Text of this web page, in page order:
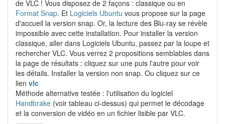
de VLC ! Vous disposez de 2 façons : classique ou en
Format Snap. Et Logiciels Ubuntu vous propose sur la page
d'accueil la version snap. Or, la lecture des Blu-ray se révèle
impossible avec cette installation. Pour installer la version
classique, aller dans Logiciels Ubuntu, passez par la loupe et
rechercher VLC. Vous verrez 2 propositions semblables dans
la page de résultats : cliquez sur une puis l'autre pour voir
les détails. Installer la version non snap. Ou cliquez sur ce
lien vlc
Méthode alternative testée : l'utilisation du logiciel
Handbrake (voir tableau ci-dessus) qui permet le décodage
et la conversion de vidéo en un fichier lisible par VLC.